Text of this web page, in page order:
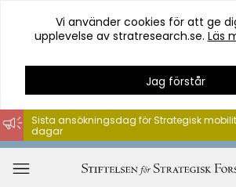
Hoppa
till
innehåll
Vi använder cookies för att ge
upplevelse av stratresearch.se. Läs
Jag förstår
Sista ansökningsdag för Strategisk
dagar